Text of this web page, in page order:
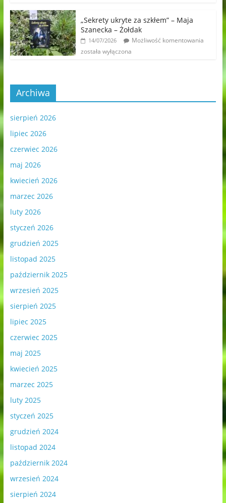
„Sekrety ukryte za szkłem” – Maja
Szanecka – Żołdak
14/07/2026
Możliwość komentowania
została wyłączona
Archiwa
sierpień 2026
lipiec 2026
czerwiec 2026
maj 2026
kwiecień 2026
marzec 2026
luty 2026
styczeń 2026
grudzień 2025
listopad 2025
październik 2025
wrzesień 2025
sierpień 2025
lipiec 2025
czerwiec 2025
maj 2025
kwiecień 2025
marzec 2025
luty 2025
styczeń 2025
grudzień 2024
listopad 2024
październik 2024
wrzesień 2024
sierpień 2024